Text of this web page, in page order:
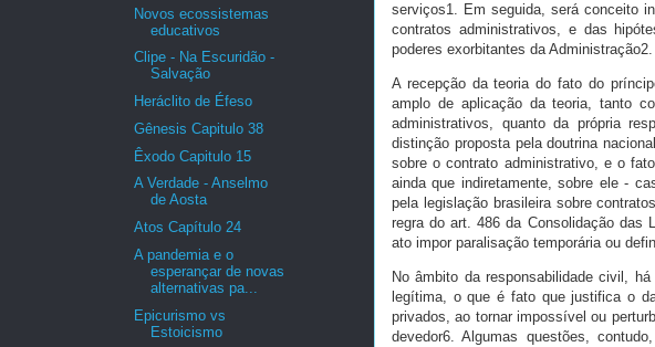
serviços1. Em seguida, será conceito
contratos administrativos, e das
poderes exorbitantes da Administração2.
A recepção da teoria do fato do
amplo de aplicação da teoria, tanto
administrativos, quanto da própria
distinção proposta pela doutrina
sobre o contrato administrativo, e o
ainda que indiretamente, sobre ele -
pela legislação brasileira sobre
regra do art. 486 da Consolidação das
ato impor paralisação temporária ou
No âmbito da responsabilidade civil,
legítima, o que é fato que justifica o
privados, ao tornar impossível ou
devedor6. Algumas questões,
Novos ecossistemas
educativos
Clipe - Na Escuridão -
Salvação
Heráclito de Éfeso
Gênesis Capitulo 38
Êxodo Capitulo 15
A Verdade - Anselmo
de Aosta
Atos Capítulo 24
A pandemia e o
esperançar de novas
alternativas pa...
Epicurismo vs
Estoicismo